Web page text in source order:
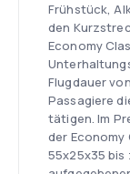
Frühstück,
den
Economy
Flugdauer
Passagiere
tätigen. Im
der Economy
55x25x35 bis